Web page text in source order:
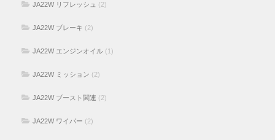
JA22W リフレッシュ (2)
JA22W ブレーキ (2)
JA22W エンジンオイル (1)
JA22W ミッション (2)
JA22W ブースト関連 (2)
JA22W ワイパー (2)